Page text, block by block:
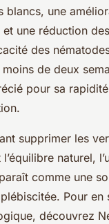
blancs, une
et une réduction
des
de deux
pour sa
supprimer les
naturel,
comme une
Pour en
découvrez